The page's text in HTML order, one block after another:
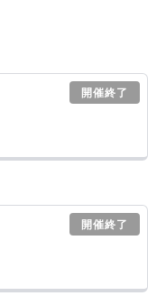
開催終了
開催終了